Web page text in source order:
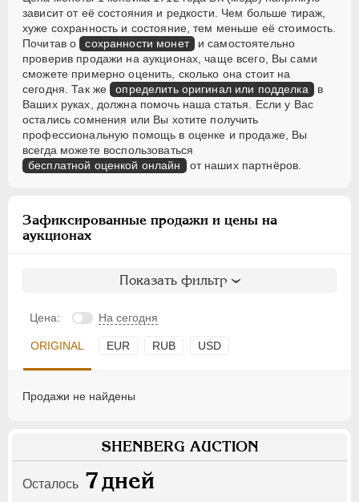
зависит от её состояния и редкости. Чем больше тираж,
хуже сохранность и состояние, тем меньше её стоимость.
Почитав о сохранности монет и самостоятельно
проверив продажи на аукционах, чаще всего, Вы сами
сможете примерно оценить, сколько она стоит на
сегодня. Так же определить оригинал или подделка в
Ваших руках, должна помочь наша статья. Если у Вас
остались сомнения или Вы хотите получить
профессиональную помощь в оценке и продаже, Вы
всегда можете воспользоваться
бесплатной оценкой онлайн от наших партнёров.
Зафиксированные продажи и цены на
аукционах
Показать фильтр
Цена: На сегодня
ORIGINAL EUR RUB USD
Продажи не найдены
SHENBERG AUCTION
Осталось 7дней